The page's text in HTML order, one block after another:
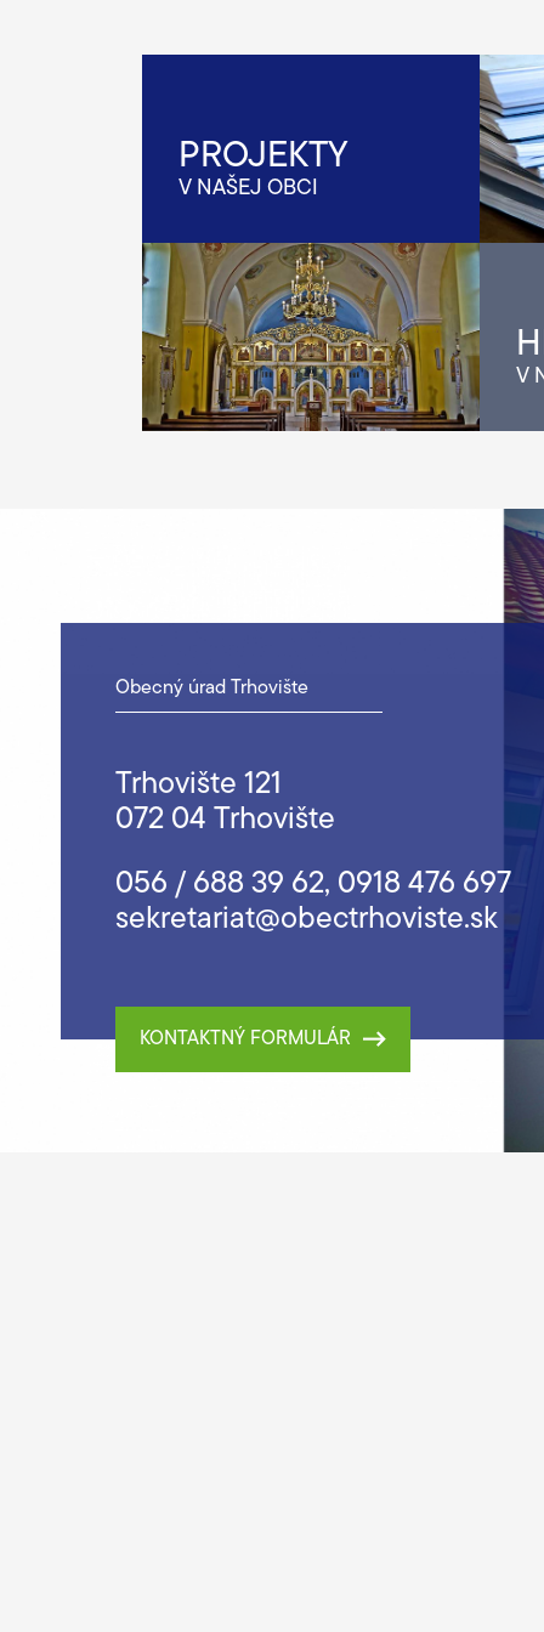
PROJEKTY
V NAŠEJ OBCI
V
Obecný úrad Trhovište
Trhovište 121
072 04 Trhovište
056 / 688 39 62, 0918 476 697
sekretariat@obectrhoviste.sk
KONTAKTNÝ FORMULÁR